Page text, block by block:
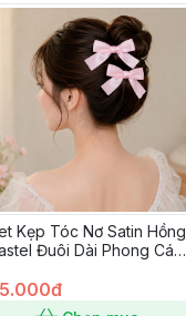
Kẹp Tóc Nơ Satin Hồng
Đuôi Dài Phong Cách